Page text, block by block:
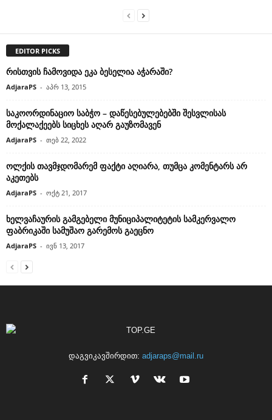
EDITOR PICKS
რისთვის ჩამოვიდა ეკა ბესელია აჭარაში?
AdjaraPS - აპრ 13, 2015
საკოორდინაციო საბჭო – დაწესებულებებში შესვლისას
მოქალაქეებს სიცხეს აღარ გაუზომავენ
AdjaraPS - თებ 22, 2022
ოლქის თავმჯდომარემ ფაქტი აღიარა, თუმცა კომენტარს არ
აკეთებს
AdjaraPS - ოქტ 21, 2017
ხელვაჩაურის გამგებელი მუნიციპალიტეტის სამკერვალო
ფაბრიკაში სამუშაო გარემოს გაეცნო
AdjaraPS - ივნ 13, 2017
დაგვიკავშირდით: adjaraps@mail.ru